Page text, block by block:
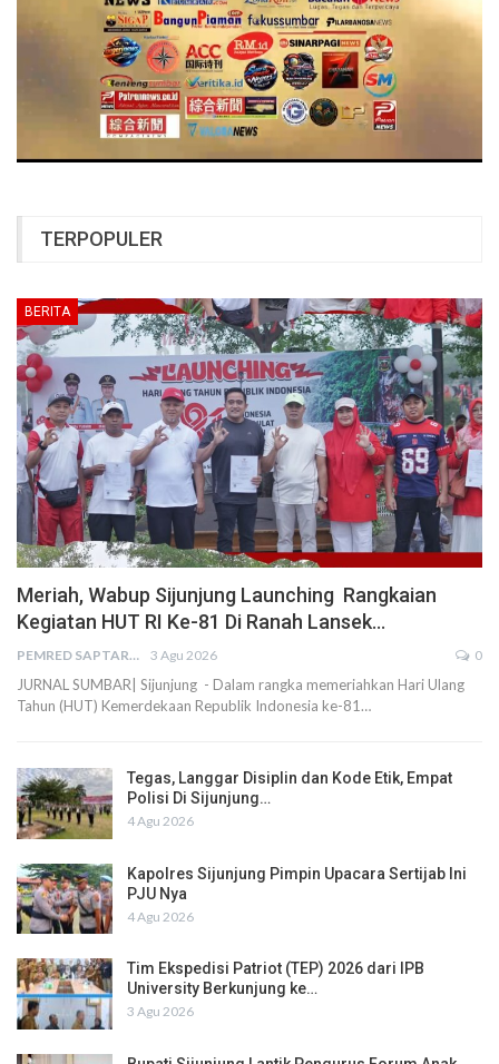
TERPOPULER
BERITA
Meriah, Wabup Sijunjung Launching Rangkaian
Kegiatan HUT RI Ke-81 Di Ranah Lansek…
PEMRED SAPTARIUS 3 Agu 2026 0
JURNAL SUMBAR| Sijunjung - Dalam rangka memeriahkan Hari Ulang
Tahun (HUT) Kemerdekaan Republik Indonesia ke-81…
Tegas, Langgar Disiplin dan Kode Etik, Empat
Polisi Di Sijunjung…
4 Agu 2026
Kapolres Sijunjung Pimpin Upacara Sertijab Ini
PJU Nya
4 Agu 2026
Tim Ekspedisi Patriot (TEP) 2026 dari IPB
University Berkunjung ke…
3 Agu 2026